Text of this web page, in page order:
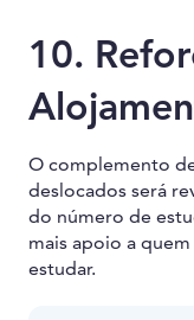
10.
O complemento
deslocados será
do número de
mais apoio a
estudar.